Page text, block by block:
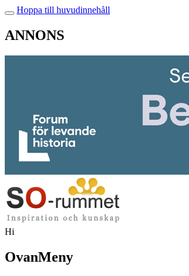
Hoppa till huvudinnehåll
ANNONS
Hi
OvanMeny